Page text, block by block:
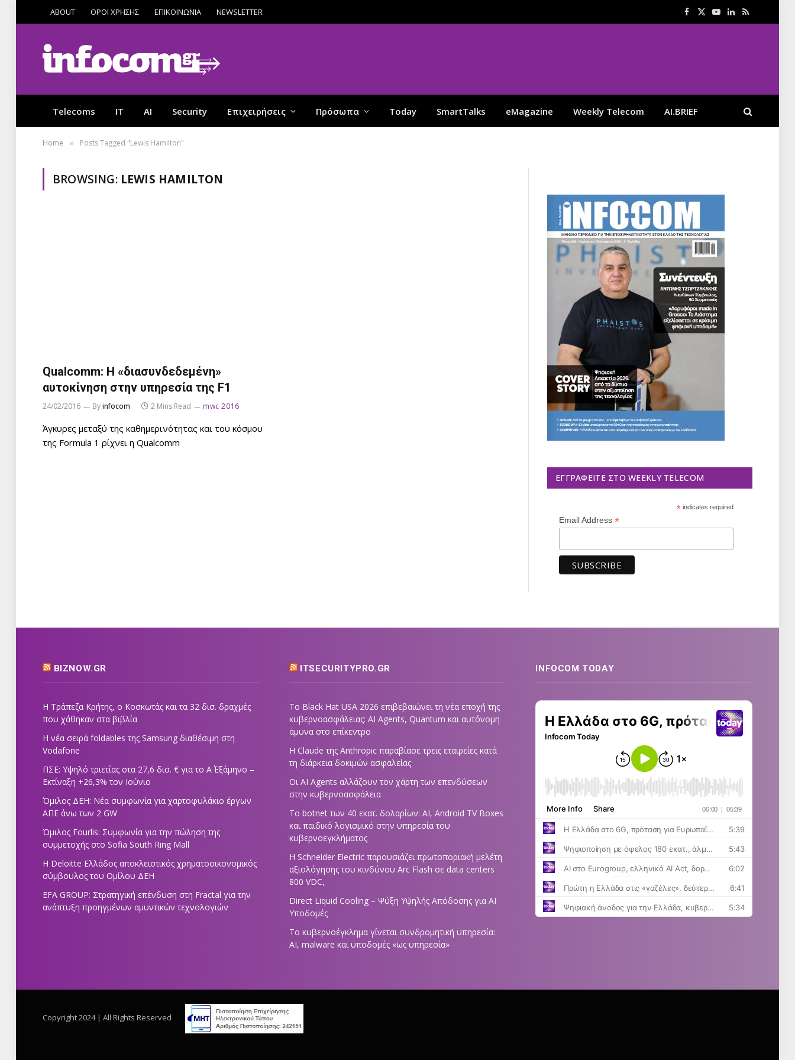
ABOUT ΟΡΟΙ ΧΡΗΣΗΣ ΕΠΙΚΟΙΝΩΝΙΑ NEWSLETTER Facebook
X
YouTube
LinkedIn
RSS
Telecoms IT AI Security Επιχειρήσεις Πρόσωπα Today SmartTalks eMagazine Weekly Telecom AI.BRIEF
Home » Posts Tagged "Lewis Hamilton"
BROWSING: LEWIS HAMILTON
Qualcomm: Η «διασυνδεδεμένη»
αυτοκίνηση στην υπηρεσία της F1
24/02/2016 Byinfocom 2 Mins Read mwc 2016
Άγκυρες μεταξύ της καθημερινότητας και του κόσμου
της Formula 1 ρίχνει η Qualcomm
ΕΓΓΡΑΦΕΊΤΕ ΣΤΟ WEEKLY TELECOM
*indicates required
Email Address *
BIZNOW.GR
Η Τράπεζα Κρήτης, ο Κοσκωτάς και τα 32 δισ. δραχμές
που χάθηκαν στα βιβλία
Η νέα σειρά foldables της Samsung διαθέσιμη στη
Vodafone
ΠΣΕ: Υψηλό τριετίας στα 27,6 δισ. € για το Α΄ Εξάμηνο –
Εκτίναξη +26,3% τον Ιούνιο
Όμιλος ΔΕΗ: Νέα συμφωνία για χαρτοφυλάκιο έργων
ΑΠΕ άνω των 2 GW
Όμιλος Fourlis: Συμφωνία για την πώληση της
συμμετοχής στο Sofia South Ring Mall
Η Deloitte Ελλάδος αποκλειστικός χρηματοοικονομικός
σύμβουλος του Ομίλου ΔΕΗ
EFA GROUP: Στρατηγική επένδυση στη Fractal για την
ανάπτυξη προηγμένων αμυντικών τεχνολογιών
ITSECURITYPRO.GR
Το Black Hat USA 2026 επιβεβαιώνει τη νέα εποχή της
κυβερνοασφάλειας: AI Agents, Quantum και αυτόνομη
άμυνα στο επίκεντρο
Η Claude της Anthropic παραβίασε τρεις εταιρείες κατά
τη διάρκεια δοκιμών ασφαλείας
Οι AI Agents αλλάζουν τον χάρτη των επενδύσεων
στην κυβερνοασφάλεια
Το botnet των 40 εκατ. δολαρίων: AI, Android TV Boxes
και παιδικό λογισμικό στην υπηρεσία του
κυβερνοεγκλήματος
Η Schneider Electric παρουσιάζει πρωτοποριακή μελέτη
αξιολόγησης του κινδύνου Arc Flash σε data centers
800 VDC,
Direct Liquid Cooling – Ψύξη Υψηλής Απόδοσης για AI
Υποδομές
Το κυβερνοέγκλημα γίνεται συνδρομητική υπηρεσία:
AI, malware και υποδομές «ως υπηρεσία»
INFOCOM TODAY
Copyright 2024 | All Rights Reserved